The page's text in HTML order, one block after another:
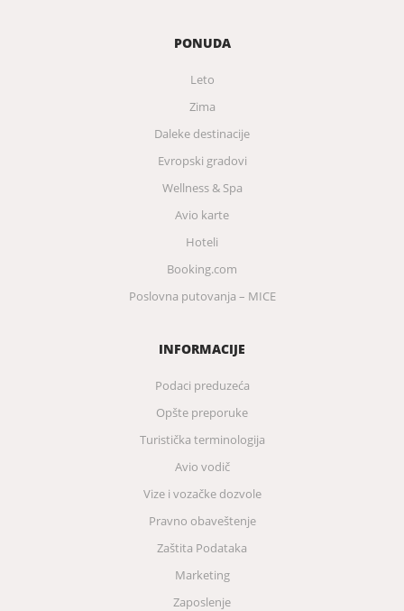
PONUDA
Leto
Zima
Daleke destinacije
Evropski gradovi
Wellness & Spa
Avio karte
Hoteli
Booking.com
Poslovna putovanja – MICE
INFORMACIJE
Podaci preduzeća
Opšte preporuke
Turistička terminologija
Avio vodič
Vize i vozačke dozvole
Pravno obaveštenje
Zaštita Podataka
Marketing
Zaposlenje